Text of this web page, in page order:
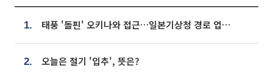
1. 태풍 '돌핀' 오키나와 접근…일본기상청 경로 업데이트
2. 오늘은 절기 '입추', 뜻은?